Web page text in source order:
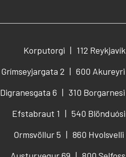
Korputorgi 112 Reykjavík
Grímseyjargata 2 600 Akureyri
Digranesgata 6 310 Borgarnesi
Efstabraut 1 540 Blönduósi
Ormsvöllur 5 860 Hvolsvelli